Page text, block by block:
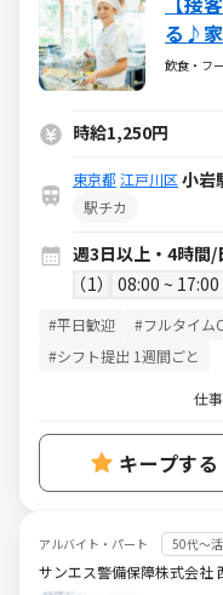
る♪
♪お子
飲食・フ
時給1,250円
東京都 江戸川区 小岩
駅チカ
週3日以上・4時間/
1
08:00 ~ 17:00
#平日歓迎 #フルタイム
#シフト提出 1週間ごと
仕
キープする
アルバイト・パート 50代～
サンエス警備保障株式会社